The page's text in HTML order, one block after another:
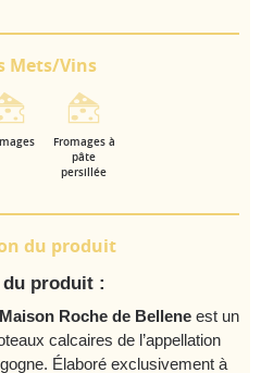
Mets/Vins
Fromages à
pâte
persillée
du produit
produit :
Maison Roche de Belleneest un
calcaires de l’appellation
Élaboré exclusivement à